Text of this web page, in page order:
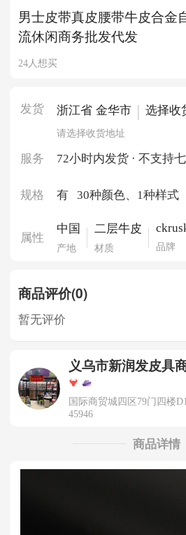
男士皮带真皮腰带牛皮合金
流休闲商务批发代发
24人想买
发货 浙江省 金华市 | 选择收
请选择收货地址
服务
72小时内发货 · 不支持七
规格
有 30种颜色、1种样式
属性
中国
产地
二层牛皮
材质 品牌
商品评价(0)
暂无评价
义乌市新润发皮具
国际商贸城四区79门四楼
45946
商品详情